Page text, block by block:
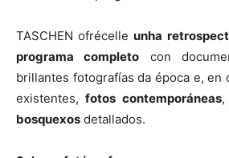
TASCHEN ofrécelleunha
programa completo con
brillantes fotografías da época e, en
existentes,fotos contemporáneas,
bosquexos detallados.